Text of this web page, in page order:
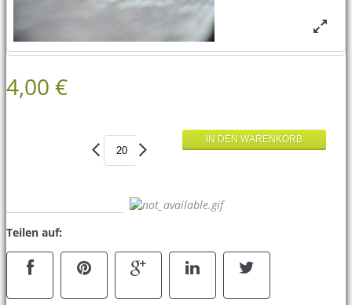
4,00 €
Teilen auf: